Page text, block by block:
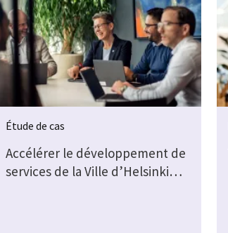
Étude de cas
Accélérer le développement de
services de la Ville d’Helsinki…